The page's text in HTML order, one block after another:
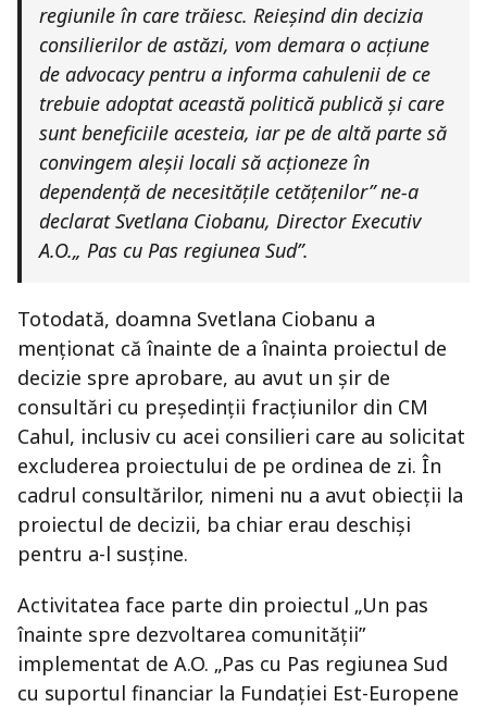
regiunile în care trăiesc. Reieșind din decizia
consilierilor de astăzi, vom demara o acțiune
de advocacy pentru a informa cahulenii de ce
trebuie adoptat această politică publică și care
sunt beneficiile acesteia, iar pe de altă parte să
convingem aleșii locali să acționeze în
dependență de necesitățile cetățenilor” ne-a
declarat Svetlana Ciobanu, Director Executiv
A.O.„ Pas cu Pas regiunea Sud”.
Totodată, doamna Svetlana Ciobanu a
menționat că înainte de a înainta proiectul de
decizie spre aprobare, au avut un șir de
consultări cu președinții fracțiunilor din CM
Cahul, inclusiv cu acei consilieri care au solicitat
excluderea proiectului de pe ordinea de zi. În
cadrul consultărilor, nimeni nu a avut obiecții la
proiectul de decizii, ba chiar erau deschiși
pentru a-l susține.
Activitatea face parte din proiectul „Un pas
înainte spre dezvoltarea comunității”
implementat de A.O. „Pas cu Pas regiunea Sud
cu suportul financiar la Fundației Est-Europene